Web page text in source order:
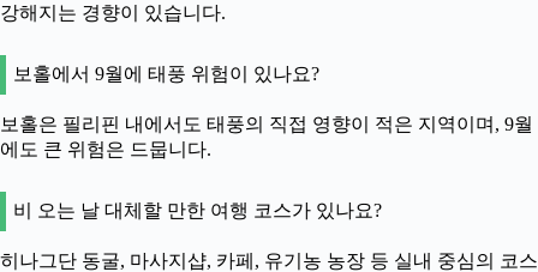
강해지는 경향이 있습니다.
보홀에서 9월에 태풍 위험이 있나요?
보홀은 필리핀 내에서도 태풍의 직접 영향이 적은 지역이며, 9월
에도 큰 위험은 드뭅니다.
비 오는 날 대체할 만한 여행 코스가 있나요?
히나그단 동굴, 마사지샵, 카페, 유기농 농장 등 실내 중심의 코스